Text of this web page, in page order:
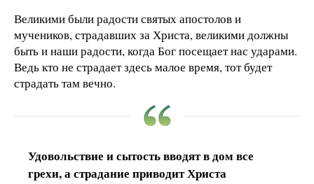
Великими были радости святых апостолов и
мучеников, страдавших за Христа, великими должны
быть и наши радости, когда Бог посещает нас ударами.
Ведь кто не страдает здесь малое время, тот будет
страдать там вечно.
Удовольствие и сытость вводят в дом все
грехи, а страдание приводит Христа